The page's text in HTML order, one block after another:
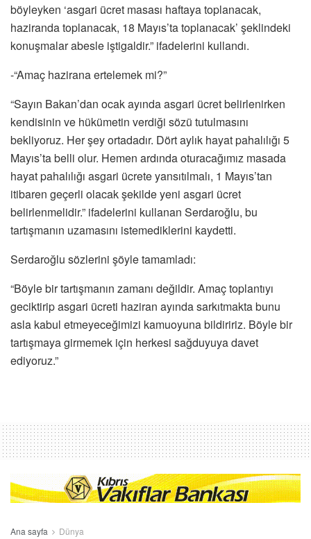
böyleyken ‘asgari ücret masası haftaya toplanacak,
haziranda toplanacak, 18 Mayıs’ta toplanacak’ şeklindeki
konuşmalar abesle iştigaldir.” ifadelerini kullandı.
-“Amaç hazirana ertelemek mi?”
“Sayın Bakan’dan ocak ayında asgari ücret belirlenirken
kendisinin ve hükümetin verdiği sözü tutulmasını
bekliyoruz. Her şey ortadadır. Dört aylık hayat pahalılığı 5
Mayıs’ta belli olur. Hemen ardında oturacağımız masada
hayat pahalılığı asgari ücrete yansıtılmalı, 1 Mayıs’tan
itibaren geçerli olacak şekilde yeni asgari ücret
belirlenmelidir.” ifadelerini kullanan Serdaroğlu, bu
tartışmanın uzamasını istemediklerini kaydetti.
Serdaroğlu sözlerini şöyle tamamladı:
“Böyle bir tartışmanın zamanı değildir. Amaç toplantıyı
geciktirip asgari ücreti haziran ayında sarkıtmakta bunu
asla kabul etmeyeceğimizi kamuoyuna bildiririz. Böyle bir
tartışmaya girmemek için herkesi sağduyuya davet
ediyoruz.”
Ana sayfa Dünya